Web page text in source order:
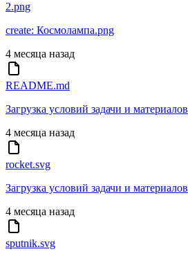
2.png
create: Космолампа.png
4 месяца назад
README.md
Загрузка условий задачи и материалов
4 месяца назад
rocket.svg
Загрузка условий задачи и материалов
4 месяца назад
sputnik.svg